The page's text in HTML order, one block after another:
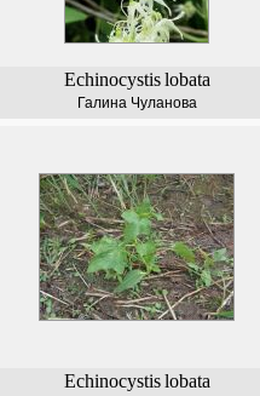
Echinocystis lobata
Галина Чуланова
Echinocystis lobata